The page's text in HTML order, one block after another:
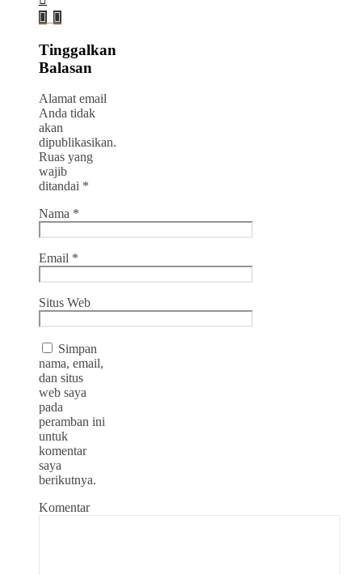
Tinggalkan
Balasan
Alamat email
Anda tidak
akan
dipublikasikan.
Ruas yang
wajib
ditandai *
Nama *
Email *
Situs Web
Simpan
nama, email,
dan situs
web saya
pada
peramban ini
untuk
komentar
saya
berikutnya.
Komentar